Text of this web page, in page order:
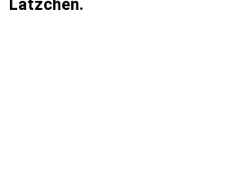
Lätzchen.